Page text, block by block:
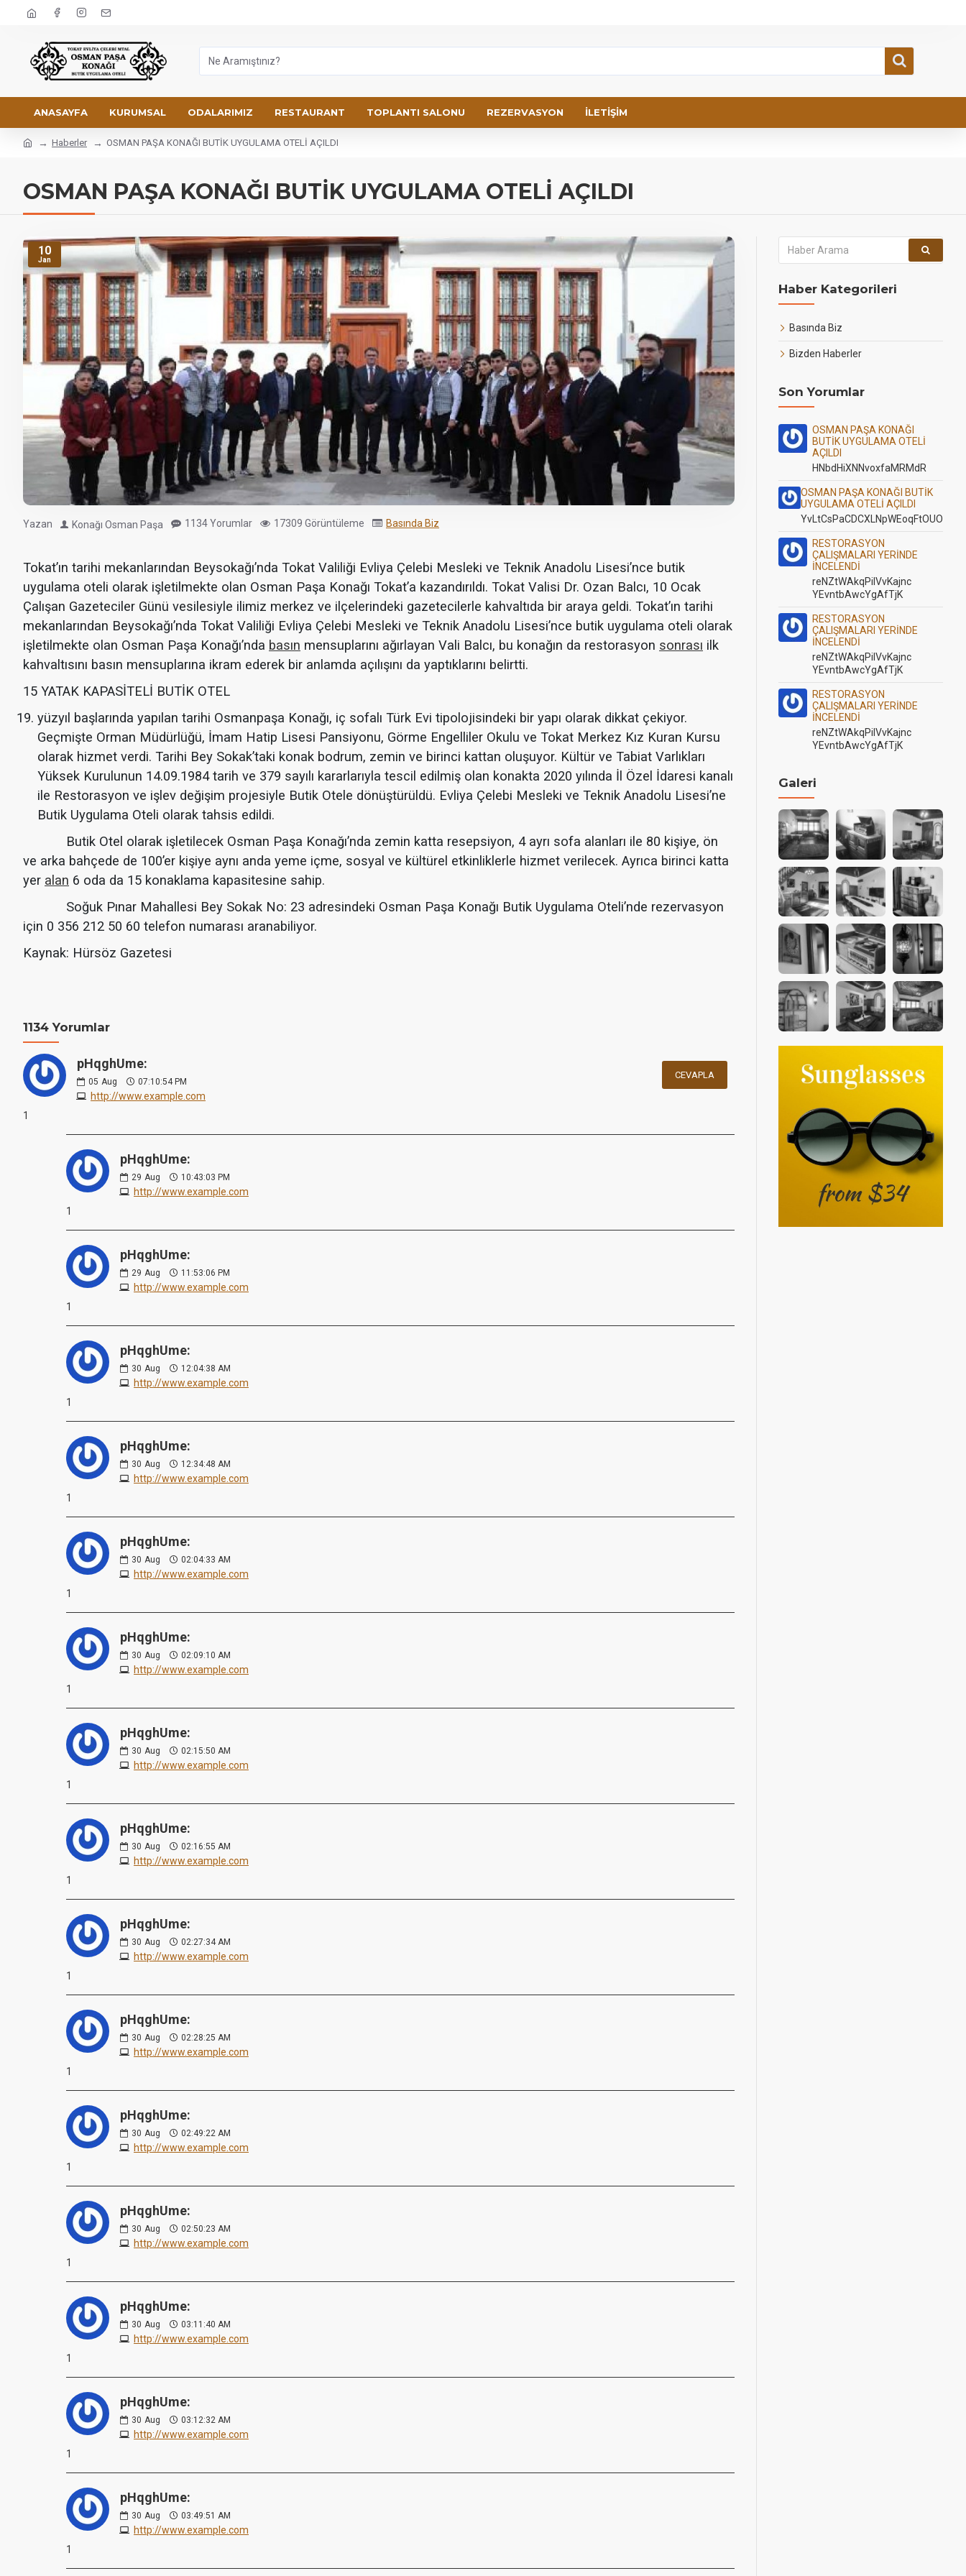
ANASAYFA KURUMSAL ODALARIMIZ RESTAURANT TOPLANTI SALONU REZERVASYON İLETİŞİM
Haberler OSMAN PAŞA KONAĞI BUTİK UYGULAMA OTELİ AÇILDI
OSMAN PAŞA KONAĞI BUTİK UYGULAMA OTELİ AÇILDI
10
Jan
Yazan Konağı Osman Paşa 1134 Yorumlar 17309 Görüntüleme Basında Biz
Tokat’ın tarihi mekanlarından Beysokağı’nda Tokat Valiliği Evliya Çelebi Mesleki ve Teknik Anadolu Lisesi’nce butik
uygulama oteli olarak işletilmekte olan Osman Paşa Konağı Tokat’a kazandırıldı. Tokat Valisi Dr. Ozan Balcı, 10 Ocak
Çalışan Gazeteciler Günü vesilesiyle ilimiz merkez ve ilçelerindeki gazetecilerle kahvaltıda bir araya geldi. Tokat’ın tarihi
mekanlarından Beysokağı’nda Tokat Valiliği Evliya Çelebi Mesleki ve Teknik Anadolu Lisesi’nce butik uygulama oteli olarak
işletilmekte olan Osman Paşa Konağı’nda basın mensuplarını ağırlayan Vali Balcı, bu konağın da restorasyon sonrası ilk
kahvaltısını basın mensuplarına ikram ederek bir anlamda açılışını da yaptıklarını belirtti.
15 YATAK KAPASİTELİ BUTİK OTEL
yüzyıl başlarında yapılan tarihi Osmanpaşa Konağı, iç sofalı Türk Evi tipolojisindeki bir yapı olarak dikkat çekiyor.
Geçmişte Orman Müdürlüğü, İmam Hatip Lisesi Pansiyonu, Görme Engelliler Okulu ve Tokat Merkez Kız Kuran Kursu
olarak hizmet verdi. Tarihi Bey Sokak’taki konak bodrum, zemin ve birinci kattan oluşuyor. Kültür ve Tabiat Varlıkları
Yüksek Kurulunun 14.09.1984 tarih ve 379 sayılı kararlarıyla tescil edilmiş olan konakta 2020 yılında İl Özel İdaresi kanalı
ile Restorasyon ve işlev değişim projesiyle Butik Otele dönüştürüldü. Evliya Çelebi Mesleki ve Teknik Anadolu Lisesi’ne
Butik Uygulama Oteli olarak tahsis edildi.
Butik Otel olarak işletilecek Osman Paşa Konağı’nda zemin katta resepsiyon, 4 ayrı sofa alanları ile 80 kişiye, ön
ve arka bahçede de 100’er kişiye aynı anda yeme içme, sosyal ve kültürel etkinliklerle hizmet verilecek. Ayrıca birinci katta
yer alan 6 oda da 15 konaklama kapasitesine sahip.
Soğuk Pınar Mahallesi Bey Sokak No: 23 adresindeki Osman Paşa Konağı Butik Uygulama Oteli’nde rezervasyon
için 0 356 212 50 60 telefon numarası aranabiliyor.
Kaynak: Hürsöz Gazetesi
1134 Yorumlar
pHqghUme:
05 Aug 07:10:54 PM
http://www.example.com
CEVAPLA
1
pHqghUme:
29 Aug 10:43:03 PM
http://www.example.com
1
pHqghUme:
29 Aug 11:53:06 PM
http://www.example.com
1
pHqghUme:
30 Aug 12:04:38 AM
http://www.example.com
1
pHqghUme:
30 Aug 12:34:48 AM
http://www.example.com
1
pHqghUme:
30 Aug 02:04:33 AM
http://www.example.com
1
pHqghUme:
30 Aug 02:09:10 AM
http://www.example.com
1
pHqghUme:
30 Aug 02:15:50 AM
http://www.example.com
1
pHqghUme:
30 Aug 02:16:55 AM
http://www.example.com
1
pHqghUme:
30 Aug 02:27:34 AM
http://www.example.com
1
pHqghUme:
30 Aug 02:28:25 AM
http://www.example.com
1
pHqghUme:
30 Aug 02:49:22 AM
http://www.example.com
1
pHqghUme:
30 Aug 02:50:23 AM
http://www.example.com
1
pHqghUme:
30 Aug 03:11:40 AM
http://www.example.com
1
pHqghUme:
30 Aug 03:12:32 AM
http://www.example.com
1
pHqghUme:
30 Aug 03:49:51 AM
http://www.example.com
1
Haber Kategorileri
Basında Biz
Bizden Haberler
Son Yorumlar
OSMAN PAŞA KONAĞI
BUTİK UYGULAMA OTELİ
AÇILDI
HNbdHiXNNvoxfaMRMdR
OSMAN PAŞA KONAĞI BUTİK
UYGULAMA OTELİ AÇILDI
YvLtCsPaCDCXLNpWEoqFtOUO
RESTORASYON
ÇALIŞMALARI YERİNDE
İNCELENDİ
reNZtWAkqPilVvKajnc
YEvntbAwcYgAfTjK
RESTORASYON
ÇALIŞMALARI YERİNDE
İNCELENDİ
reNZtWAkqPilVvKajnc
YEvntbAwcYgAfTjK
RESTORASYON
ÇALIŞMALARI YERİNDE
İNCELENDİ
reNZtWAkqPilVvKajnc
YEvntbAwcYgAfTjK
Galeri